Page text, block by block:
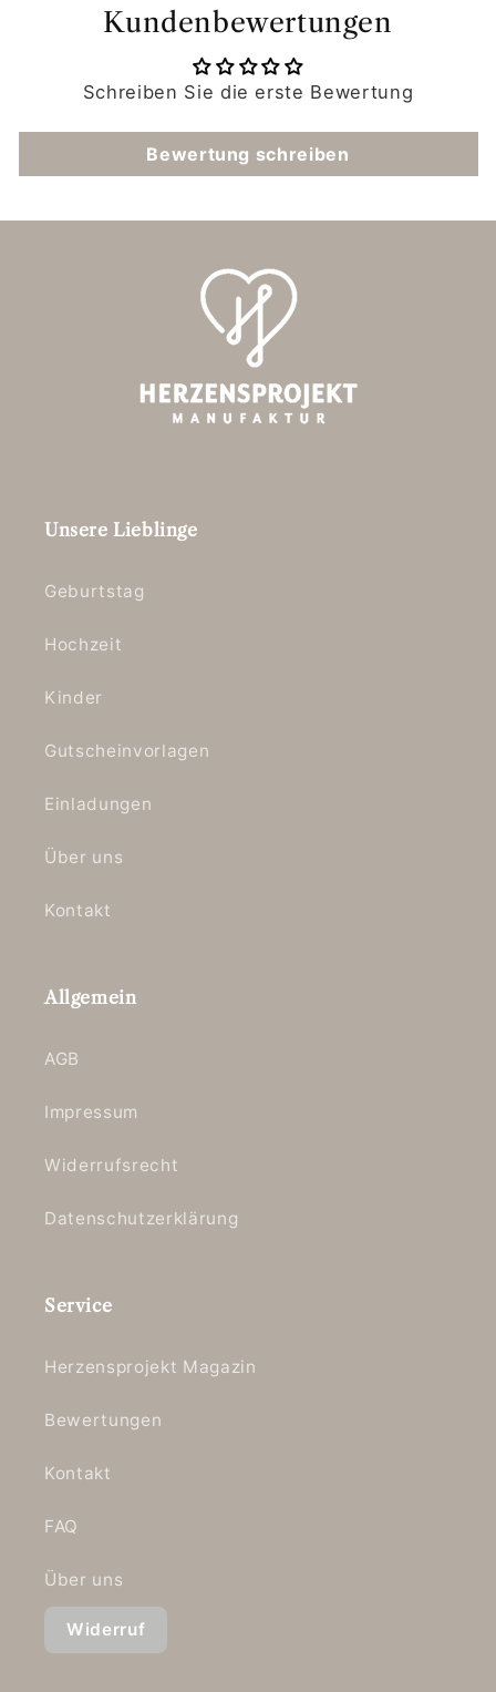
Kundenbewertungen
Schreiben Sie die erste Bewertung
Bewertung schreiben
Unsere Lieblinge
Geburtstag
Hochzeit
Kinder
Gutscheinvorlagen
Einladungen
Über uns
Kontakt
Allgemein
AGB
Impressum
Widerrufsrecht
Datenschutzerklärung
Service
Herzensprojekt Magazin
Bewertungen
Kontakt
FAQ
Über uns
Widerruf